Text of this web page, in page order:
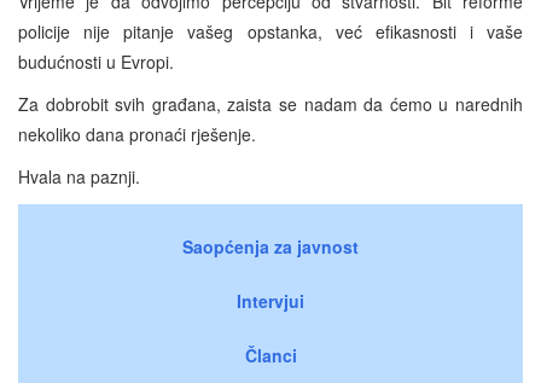
policije nije pitanje vašeg opstanka, već efikasnosti i vaše
budućnosti u Evropi.
Za dobrobit svih građana, zaista se nadam da ćemo u narednih
nekoliko dana pronaći rješenje.
Hvala na paznji.
Saopćenja za javnost
Intervjui
Članci